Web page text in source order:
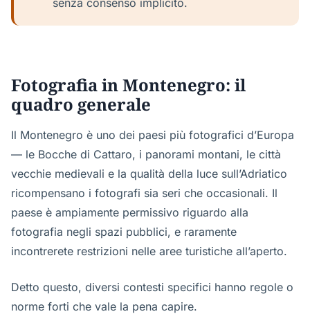
senza consenso implicito.
Fotografia in Montenegro: il
quadro generale
Il Montenegro è uno dei paesi più fotografici d’Europa
— le Bocche di Cattaro, i panorami montani, le città
vecchie medievali e la qualità della luce sull’Adriatico
ricompensano i fotografi sia seri che occasionali. Il
paese è ampiamente permissivo riguardo alla
fotografia negli spazi pubblici, e raramente
incontrerete restrizioni nelle aree turistiche all’aperto.
Detto questo, diversi contesti specifici hanno regole o
norme forti che vale la pena capire.